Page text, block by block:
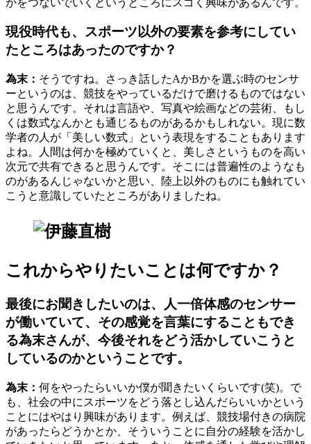
現役時代も、スポーツ以外の要素を参考にしてい
たところはあったのですか？
為末： そうですね。さっき話したAかBかを選ぶ時のセンサ
ーというのは、競技をやっているだけで磨けるものではない
と思うんです。それは言語や、写真や絵画などの芸術、もし
くは数式なんかとも通じるものがあるかもしれない。現に数
学者の人が「美しい数式」という表現をすることもあります
よね。人間は何かを極めていくと、美しさというものを高い
次元で共有できると思うんです。そこには普遍性のようなも
のがあるんじゃないかと思い、陸上以外のものにも触れてい
こうと意識していたところがありましたね。
これからやりたいことは何ですか？
最後にお聞きしたいのは、人一倍体感のセンサー
が働いていて、その感覚を言葉にすることもでき
る為末さんが、今後それをどう活かしていこうと
しているのかということです。
為末： 何をやったらいいか僕が聞きたいくらいです(笑)。で
も、社会の中にスポーツをどう落とし込んだらいいかという
ことにはやはり興味があります。例えば、競技場付きの病院
があったらどうかとか、そういうことに自分の経験を活かし